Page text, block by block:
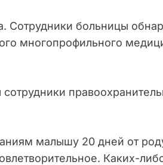
Сотрудники больницы
многопрофильного
малышу 20 дней от
Каких-